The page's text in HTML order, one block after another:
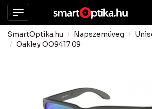
SmartOptika.hu Napszemüveg
Oakley OO9417 09